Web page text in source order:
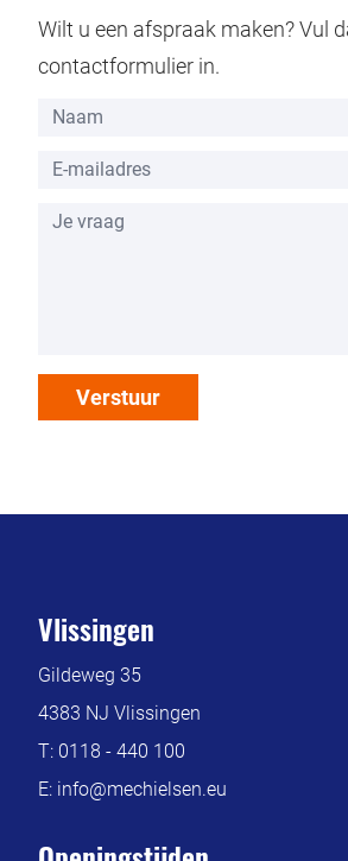
Wilt u een afspraak maken? Vul
contactformulier in.
Verstuur
Vlissingen
Gildeweg 35
4383 NJ Vlissingen
T: 0118 - 440 100
E: info@mechielsen.eu